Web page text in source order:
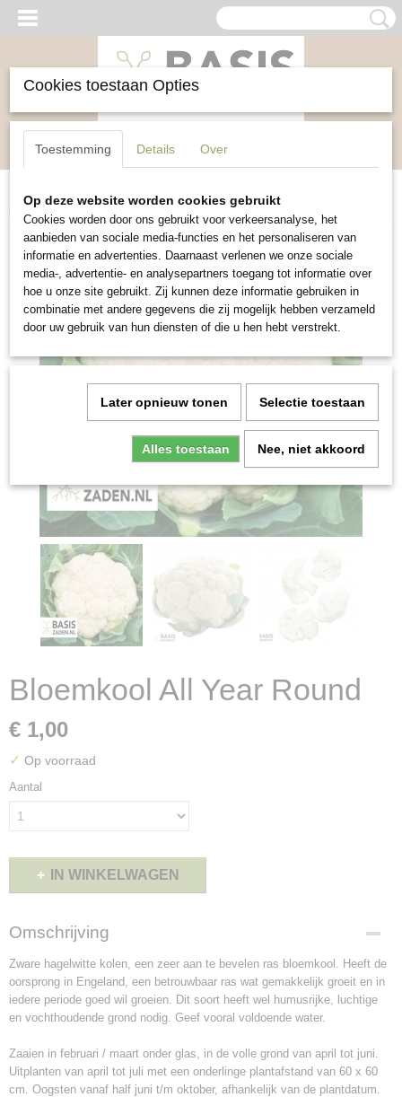
Inloggen Registreren
Home>Groente>Bloemkool All Year Round
Bloemkool All Year Round
€ 1,00
✓ Op voorraad
Aantal
IN WINKELWAGEN
Omschrijving
Zware hagelwitte kolen, een zeer aan te bevelen ras bloemkool. Heeft de
oorsprong in Engeland, een betrouwbaar ras wat gemakkelijk groeit en in
iedere periode goed wil groeien. Dit soort heeft wel humusrijke, luchtige
en vochthoudende grond nodig. Geef vooral voldoende water.
Zaaien in februari / maart onder glas, in de volle grond van april tot juni.
Uitplanten van april tot juli met een onderlinge plantafstand van 60 x 60
cm. Oogsten vanaf half juni t/m oktober, afhankelijk van de plantdatum.
Cookies toestaan Opties
Toestemming Details Over
Op deze website worden cookies gebruikt
Cookies worden door ons gebruikt voor verkeersanalyse, het
aanbieden van sociale media-functies en het personaliseren van
informatie en advertenties. Daarnaast verlenen we onze sociale
media-, advertentie- en analysepartners toegang tot informatie over
hoe u onze site gebruikt. Zij kunnen deze informatie gebruiken in
combinatie met andere gegevens die zij mogelijk hebben verzameld
door uw gebruik van hun diensten of die u hen hebt verstrekt.
Later opnieuw tonen Selectie toestaan
Alles toestaan Nee, niet akkoord